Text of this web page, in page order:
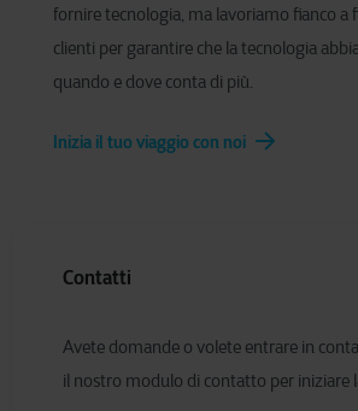
fornire tecnologia, ma lavoriamo fianco a
clienti per garantire che la tecnologia
quando e dove conta di più.
Inizia il tuo viaggio con noi
Contatti
Avete domande o volete entrare in
il nostro modulo di contatto per iniziare